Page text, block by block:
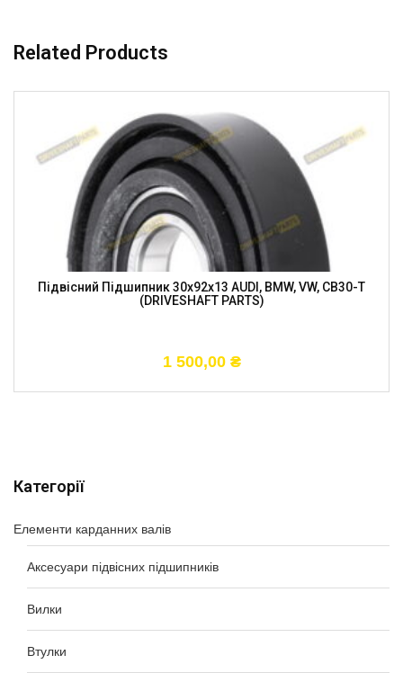
Категорії
Елементи карданних валів
Аксесуари підвісних підшипників
Вилки
Втулки
Related Products
Підвісний Підшипник 30x92x13 AUDI, BMW, VW, CB30-T
(DRIVESHAFT PARTS)
1 500,00 ₴